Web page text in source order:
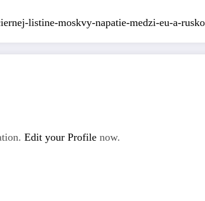
listine-moskvy-napatie-medzi-eu-a-
Edit your Profile now.